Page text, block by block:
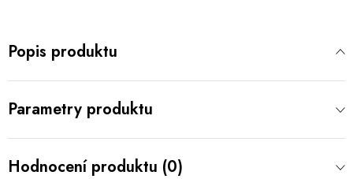
Popis produktu
Parametry produktu
Hodnocení produktu (0)